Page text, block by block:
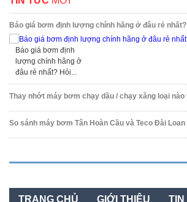
Báo giá bơm định lượng chính hãng ở đâu rẻ nhất?
Báo giá bơm định
lượng chính hãng ở
đâu rẻ nhất? Hỏi...
Thay nhớt máy bơm chạy dầu / chạy xăng loại nào
So sánh máy bơm Tân Hoàn Cầu và Teco Đài
TRANG CHỦ GIỚI THIỆU
TIN